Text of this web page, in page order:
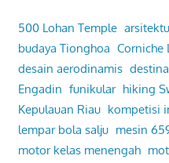
500 Lohan Temple
budaya Tionghoa Corniche
desain aerodinamis
Engadin funikular hiking
Kepulauan Riau kompetisi
lempar bola salju mesin
motor kelas menengah